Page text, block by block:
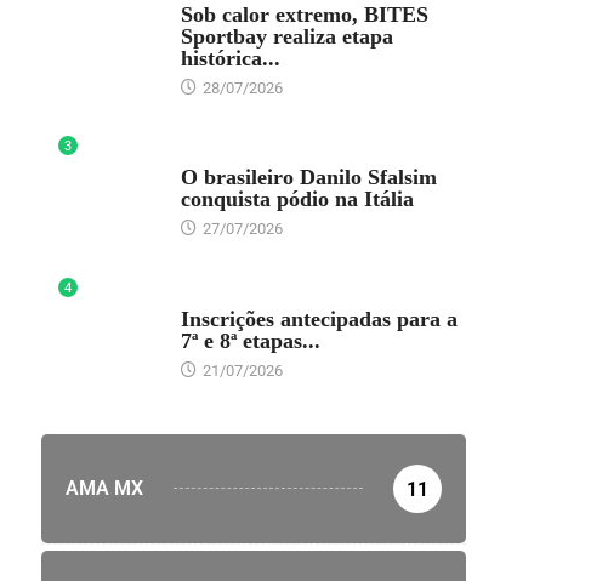
Sob calor extremo, BITES
Sportbay realiza etapa
histórica...
28/07/2026
3
O brasileiro Danilo Sfalsim
conquista pódio na Itália
27/07/2026
4
Inscrições antecipadas para a
7ª e 8ª etapas...
21/07/2026
AMA MX 11